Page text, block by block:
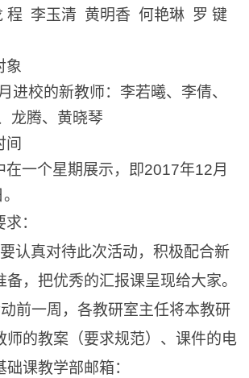
程 李玉清 黄明香 何艳琳 罗 键
对象
进校的新教师：李若曦、李倩、
龙腾、黄晓琴
在一个星期展示，即2017年12月
日。
：
认真对待此次活动，积极配合新
，把优秀的汇报课呈现给大家。
前一周 ， 各教研室主任将本教研
师的教案 （要求规范）、课件的电
础课教学部邮箱：